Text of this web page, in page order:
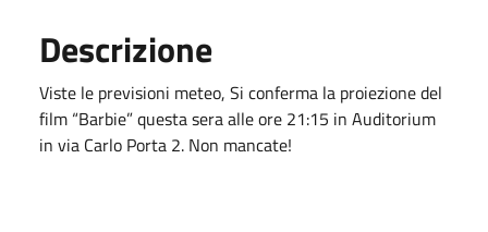
Descrizione
Viste le previsioni meteo, Si conferma la proiezione del
film “Barbie” questa sera alle ore 21:15 in Auditorium
in via Carlo Porta 2. Non mancate!